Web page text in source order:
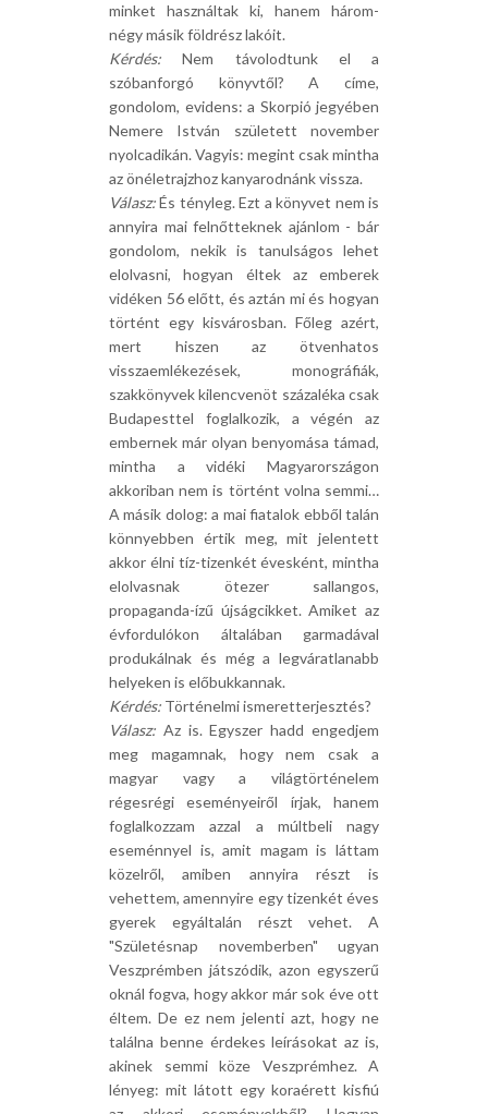
minket használtak ki, hanem három-
négy másik földrész lakóit.
Kérdés: Nem távolodtunk el a
szóbanforgó könyvtől? A címe,
gondolom, evidens: a Skorpió jegyében
Nemere István született november
nyolcadikán. Vagyis: megint csak mintha
az önéletrajzhoz kanyarodnánk vissza.
Válasz:És tényleg. Ezt a könyvet nem is
annyira mai felnőtteknek ajánlom - bár
gondolom, nekik is tanulságos lehet
elolvasni, hogyan éltek az emberek
vidéken 56 előtt, és aztán mi és hogyan
történt egy kisvárosban. Főleg azért,
mert hiszen az ötvenhatos
visszaemlékezések, monográfiák,
szakkönyvek kilencvenöt százaléka csak
Budapesttel foglalkozik, a végén az
embernek már olyan benyomása támad,
mintha a vidéki Magyarországon
akkoriban nem is történt volna semmi…
A másik dolog: a mai fiatalok ebből talán
könnyebben értik meg, mit jelentett
akkor élni tíz-tizenkét évesként, mintha
elolvasnak ötezer sallangos,
propaganda-ízű újságcikket. Amiket az
évfordulókon általában garmadával
produkálnak és még a legváratlanabb
helyeken is előbukkannak.
Kérdés: Történelmi ismeretterjesztés?
Válasz: Az is. Egyszer hadd engedjem
meg magamnak, hogy nem csak a
magyar vagy a világtörténelem
régesrégi eseményeiről írjak, hanem
foglalkozzam azzal a múltbeli nagy
eseménnyel is, amit magam is láttam
közelről, amiben annyira részt is
vehettem, amennyire egy tizenkét éves
gyerek egyáltalán részt vehet. A
"Születésnap novemberben" ugyan
Veszprémben játszódik, azon egyszerű
oknál fogva, hogy akkor már sok éve ott
éltem. De ez nem jelenti azt, hogy ne
találna benne érdekes leírásokat az is,
akinek semmi köze Veszprémhez. A
lényeg: mit látott egy koraérett kisfiú